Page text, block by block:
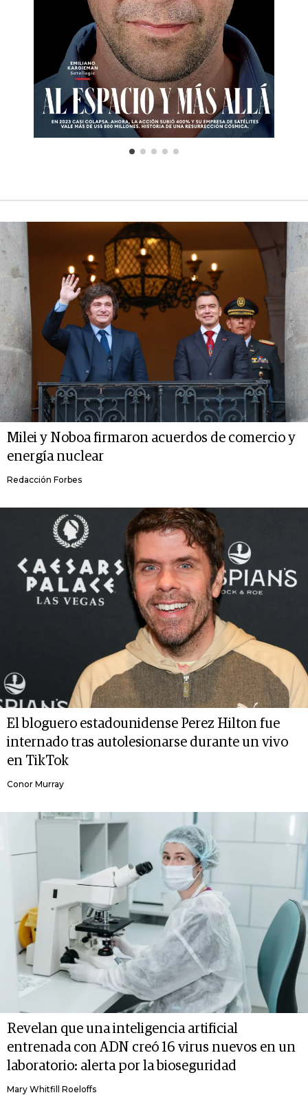
Milei y Noboa firmaron acuerdos de comercio y
energía nuclear
Redacción Forbes
El bloguero estadounidense Perez Hilton fue
internado tras autolesionarse durante un vivo
en TikTok
Conor Murray
Revelan que una inteligencia artificial
entrenada con ADN creó 16 virus nuevos en un
laboratorio: alerta por la bioseguridad
Mary Whitfill Roeloffs